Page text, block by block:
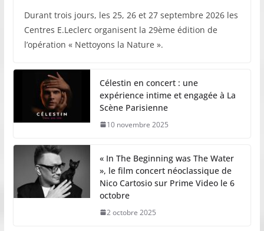
Durant trois jours, les 25, 26 et 27 septembre 2026 les
Centres E.Leclerc organisent la 29ème édition de
l’opération « Nettoyons la Nature ».
Célestin en concert : une
expérience intime et engagée à La
Scène Parisienne
10 novembre 2025
« In The Beginning was The Water
», le film concert néoclassique de
Nico Cartosio sur Prime Video le 6
octobre
2 octobre 2025